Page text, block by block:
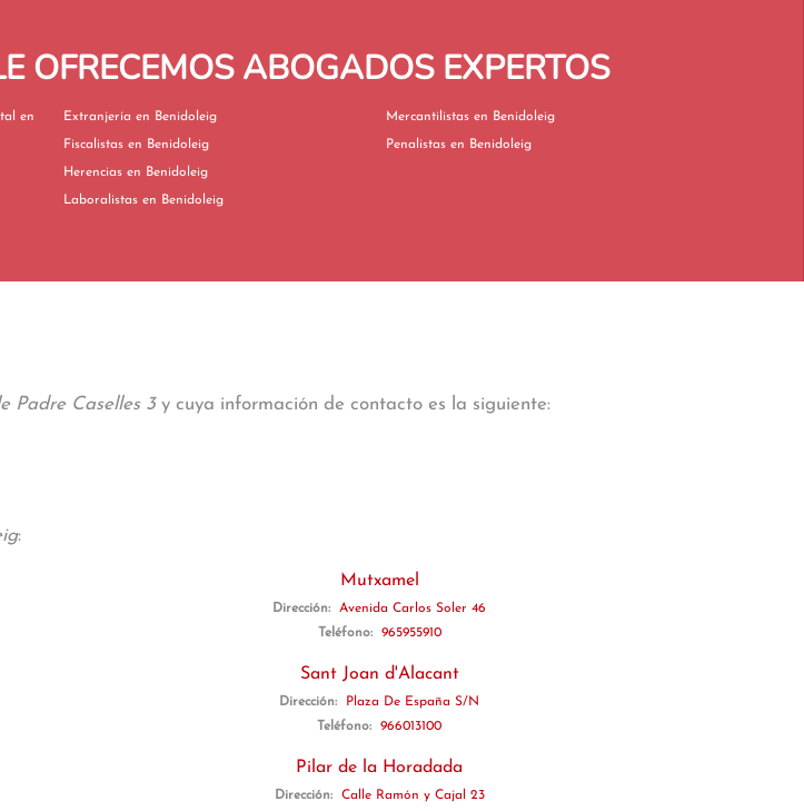
OFRECEMOS ABOGADOS EXPERTOS
Extranjería en Benidoleig
Fiscalistas en Benidoleig
Herencias en Benidoleig
Laboralistas en Benidoleig
Mercantilistas en Benidoleig
Penalistas en Benidoleig
Padre Caselles 3y cuya información de contacto es la siguiente:
:
Mutxamel
Dirección:
Avenida Carlos Soler 46
Teléfono:
965955910
Sant Joan d'Alacant
Dirección:
Plaza De España S/N
Teléfono:
966013100
Pilar de la Horadada
Dirección: Calle Ramón y Cajal 23